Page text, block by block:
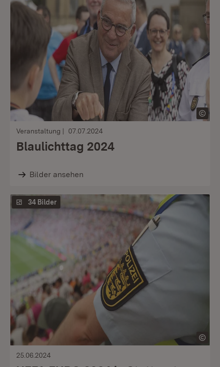
Veranstaltung 07.07.2024
Blaulichttag 2024
Bilder ansehen
34 Bilder
25.06.2024